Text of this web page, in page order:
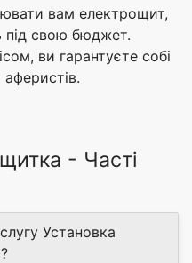
вам електрощит,
під свою бюджет.
ви гарантуєте собі
аферистів.
- Часті
Установка